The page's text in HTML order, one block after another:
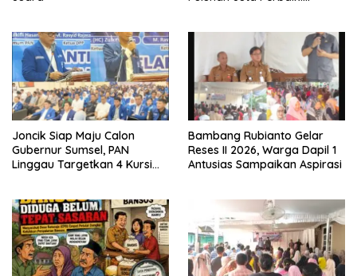
Joncik Siap Maju Calon
Gubernur Sumsel, PAN
Linggau Targetkan 4 Kursi
Bambang Rubianto Gelar
Reses II 2026, Warga Dapil 1
Antusias Sampaikan Aspirasi